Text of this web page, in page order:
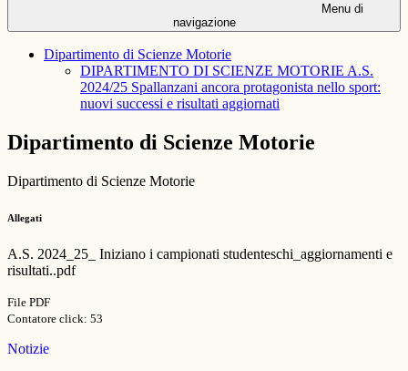
Menu di
navigazione
Dipartimento di Scienze Motorie
DIPARTIMENTO DI SCIENZE MOTORIE A.S.
2024/25 Spallanzani ancora protagonista nello sport:
nuovi successi e risultati aggiornati
Dipartimento di Scienze Motorie
Dipartimento di Scienze Motorie
Allegati
A.S. 2024_25_ Iniziano i campionati studenteschi_aggiornamenti e
risultati..pdf
File PDF
Contatore click: 53
Notizie